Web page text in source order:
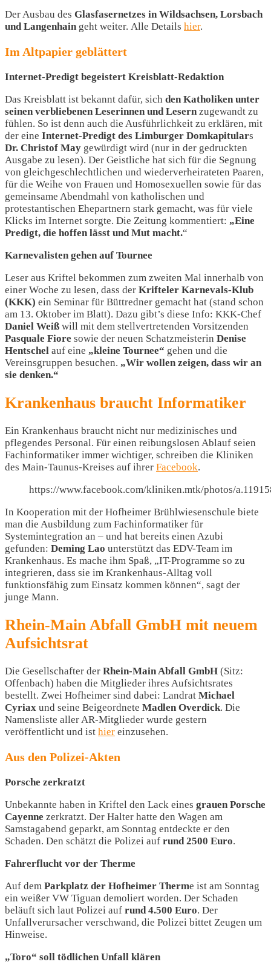
Der Ausbau des Glasfasernetzes in Wildsachsen, Lorsbach
und Langenhain geht weiter. Alle Details hier.
Im Altpapier geblättert
Internet-Predigt begeistert Kreisblatt-Redaktion
Das Kreisblatt ist bekannt dafür, sich den Katholiken unter
seinen verbliebenen Leserinnen und Lesern zugewandt zu
fühlen. So ist denn auch die Ausführlichkeit zu erklären, mit
der eine Internet-Predigt des Limburger Domkapitulars
Dr. Christof May gewürdigt wird (nur in der gedruckten
Ausgabe zu lesen). Der Geistliche hat sich für die Segnung
von gleichgeschlechtlichen und wiederverheirateten Paaren,
für die Weihe von Frauen und Homosexuellen sowie für das
gemeinsame Abendmahl von katholischen und
protestantischen Ehepartnern stark gemacht, was für viele
Klicks im Internet sorgte. Die Zeitung kommentiert: „Eine
Predigt, die hoffen lässt und Mut macht.“
Karnevalisten gehen auf Tournee
Leser aus Kriftel bekommen zum zweiten Mal innerhalb von
einer Woche zu lesen, dass der Krifteler Karnevals-Klub
(KKK) ein Seminar für Büttredner gemacht hat (stand schon
am 13. Oktober im Blatt). Dazu gibt’s diese Info: KKK-Chef
Daniel Weiß will mit dem stellvertretenden Vorsitzenden
Pasquale Fiore sowie der neuen Schatzmeisterin Denise
Hentschel auf eine „kleine Tournee“ gehen und die
Vereinsgruppen besuchen. „Wir wollen zeigen, dass wir an
sie denken.“
Krankenhaus braucht Informatiker
Ein Krankenhaus braucht nicht nur medizinisches und
pflegendes Personal. Für einen reibungslosen Ablauf seien
Fachinformatiker immer wichtiger, schreiben die Kliniken
des Main-Taunus-Kreises auf ihrer Facebook.
https://www.facebook.com/kliniken.mtk/photos/
In Kooperation mit der Hofheimer Brühlwiesenschule biete
man die Ausbildung zum Fachinformatiker für
Systemintegration an – und hat bereits einen Azubi
gefunden: Deming Lao unterstützt das EDV-Team im
Krankenhaus. Es mache ihm Spaß, „IT-Programme so zu
integrieren, dass sie im Krankenhaus-Alltag voll
funktionsfähig zum Einsatz kommen können“, sagt der
junge Mann.
Rhein-Main Abfall GmbH mit neuem
Aufsichtsrat
Die Gesellschafter der Rhein-Main Abfall GmbH (Sitz:
Offenbach) haben die Mitglieder ihres Aufsichtsrates
bestellt. Zwei Hofheimer sind dabei: Landrat Michael
Cyriax und seine Beigeordnete Madlen Overdick. Die
Namensliste aller AR-Mitglieder wurde gestern
veröffentlicht und ist hier einzusehen.
Aus den Polizei-Akten
Porsche zerkratzt
Unbekannte haben in Kriftel den Lack eines grauen Porsche
Cayenne zerkratzt. Der Halter hatte den Wagen am
Samstagabend geparkt, am Sonntag entdeckte er den
Schaden. Den schätzt die Polizei auf rund 2500 Euro.
Fahrerflucht vor der Therme
Auf dem Parkplatz der Hofheimer Therme ist am Sonntag
ein weißer VW Tiguan demoliert worden. Der Schaden
beläuft sich laut Polizei auf rund 4.500 Euro. Der
Unfallverursacher verschwand, die Polizei bittet Zeugen um
Hinweise.
„Toro“ soll tödlichen Unfall klären